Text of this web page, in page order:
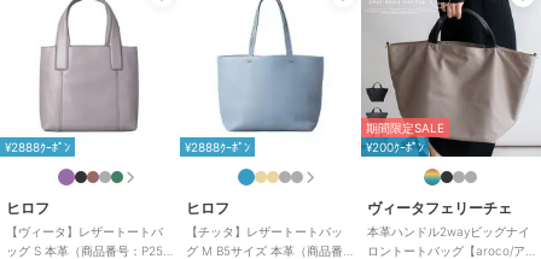
原産国 イタリア製
¥2888ｸｰﾎﾟﾝ
ヒロフ
【ヴィータ】レザートートバ
ッグ S 本革（商品番号：P25-
¥2888ｸｰﾎﾟﾝ
ヒロフ
【チッタ】レザートートバッ
グ M B5サイズ 本革（商品番
期間限定SALE
¥200ｸｰﾎﾟﾝ
ヴィータフェリーチェ
本革ハンドル2wayビッグナイ
ロントートバッグ【aroco/ア